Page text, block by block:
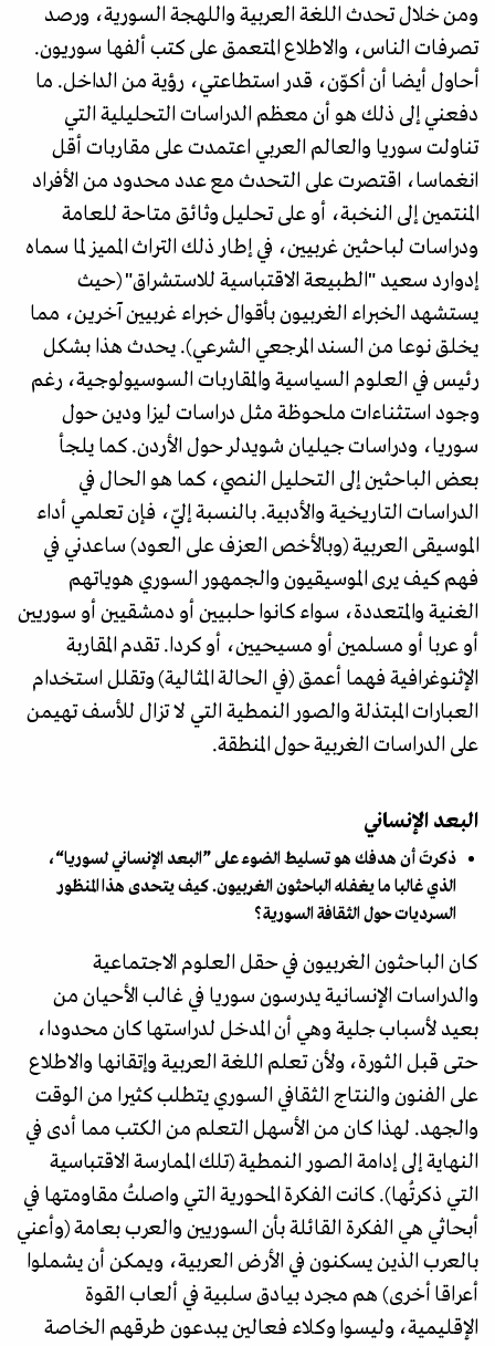
ومن خلال تحدث اللغة العربية واللهجة السورية، ورصد
تصرفات الناس، والاطلاع المتعمق على كتب ألفها سوريون.
أحاول أيضا أن أكوّن، قدر استطاعتي، رؤية من الداخل. ما
دفعني إلى ذلك هو أن معظم الدراسات التحليلية التي
تناولت سوريا والعالم العربي اعتمدت على مقاربات أقل
انغماسا، اقتصرت على التحدث مع عدد محدود من الأفراد
المنتمين إلى النخبة، أو على تحليل وثائق متاحة للعامة
ودراسات لباحثين غربيين، في إطار ذلك التراث المميز لما سماه
إدوارد سعيد "الطبيعة الاقتباسية للاستشراق" (حيث
يستشهد الخبراء الغربيون بأقوال خبراء غربيين آخرين، مما
يخلق نوعا من السند المرجعي الشرعي). يحدث هذا بشكل
رئيس في العلوم السياسية والمقاربات السوسيولوجية، رغم
وجود استثناءات ملحوظة مثل دراسات ليزا ودين حول
سوريا، ودراسات جيليان شويدلر حول الأردن. كما يلجأ
بعض الباحثين إلى التحليل النصي، كما هو الحال في
الدراسات التاريخية والأدبية. بالنسبة إليّ، فإن تعلمي أداء
الموسيقى العربية (وبالأخص العزف على العود) ساعدني في
فهم كيف يرى الموسيقيون والجمهور السوري هوياتهم
الغنية والمتعددة، سواء كانوا حلبيين أو دمشقيين أو سوريين
أو عربا أو مسلمين أو مسيحيين، أو كردا. تقدم المقاربة
الإثنوغرافية فهما أعمق (في الحالة المثالية) وتقلل استخدام
العبارات المبتذلة والصور النمطية التي لا تزال للأسف تهيمن
على الدراسات الغربية حول المنطقة.
البعد الإنساني
ذكرتَ أن هدفك هو تسليط الضوء على ”البعد الإنساني لسوريا“،
الذي غالبا ما يغفله الباحثون الغربيون. كيف يتحدى هذا المنظور
السرديات حول الثقافة السورية؟
كان الباحثون الغربيون في حقل العلوم الاجتماعية
والدراسات الإنسانية يدرسون سوريا في غالب الأحيان من
بعيد لأسباب جلية وهي أن المدخل لدراستها كان محدودا،
حتى قبل الثورة، ولأن تعلم اللغة العربية وإتقانها والاطلاع
على الفنون والنتاج الثقافي السوري يتطلب كثيرا من الوقت
والجهد. لهذا كان من الأسهل التعلم من الكتب مما أدى في
النهاية إلى إدامة الصور النمطية (تلك الممارسة الاقتباسية
التي ذكرتُها). كانت الفكرة المحورية التي واصلتُ مقاومتها في
أبحاثي هي الفكرة القائلة بأن السوريين والعرب بعامة (وأعني
بالعرب الذين يسكنون في الأرض العربية، ويمكن أن يشملوا
أعراقا أخرى) هم مجرد بيادق سلبية في ألعاب القوة
الإقليمية، وليسوا وكلاء فعالين يبدعون طرقهم الخاصة